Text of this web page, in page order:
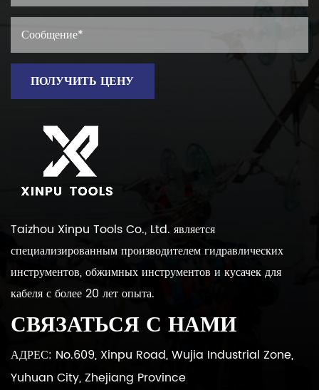
ПОЛУЧИТЬ ЦЕНУ
Taizhou Xinpu Tools Co., Ltd. является
специализированным производителем гидравлических
инструментов, обжимных инструментов и кусачек для
кабеля с более 20 лет опыта.
СВЯЗАТЬСЯ С НАМИ
АДРЕС: No.609, Xinpu Road, Wujia Industrial Zone,
Yuhuan City, Zhejiang Province